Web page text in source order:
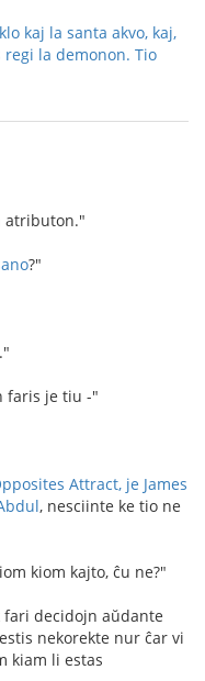
kaj la santa akvo, kaj,
la demonon. Tio
atributon."
?"
faris je tiu -"
Attract, je James
, nesciinte ke tio ne
kiom kajto, ĉu ne?"
decidojn aŭdante
nekorekte nur ĉar vi
kiam li estas